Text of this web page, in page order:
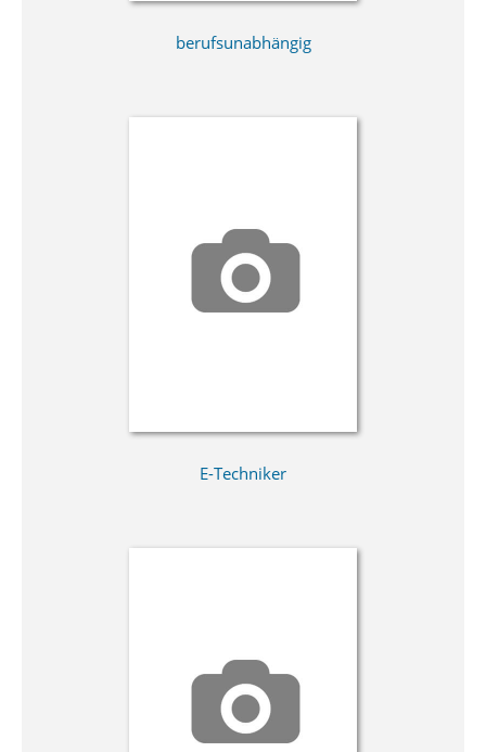
berufsunabhängig
E-Techniker